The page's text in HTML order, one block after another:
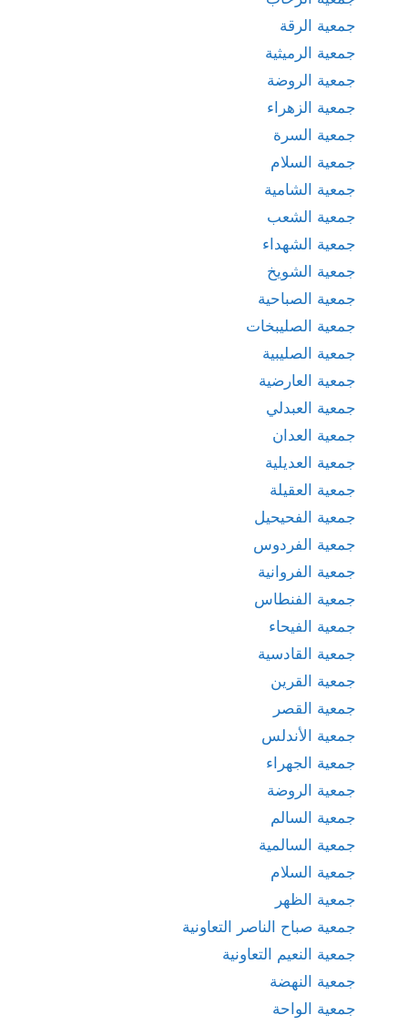
جمعية الرقة
جمعية الرميثية
جمعية الروضة
جمعية الزهراء
جمعية السرة
جمعية السلام
جمعية الشامية
جمعية الشعب
جمعية الشهداء
جمعية الشويخ
جمعية الصباحية
جمعية الصليبخات
جمعية الصليبية
جمعية العارضية
جمعية العبدلي
جمعية العدان
جمعية العديلية
جمعية العقيلة
جمعية الفحيحيل
جمعية الفردوس
جمعية الفروانية
جمعية الفنطاس
جمعية الفيحاء
جمعية القادسية
جمعية القرين
جمعية القصر
جمعية الأندلس
جمعية الجهراء
جمعية الروضة
جمعية السالم
جمعية السالمية
جمعية السلام
جمعية الظهر
جمعية صباح الناصر التعاونية
جمعية النعيم التعاونية
جمعية النهضة
جمعية الواحة